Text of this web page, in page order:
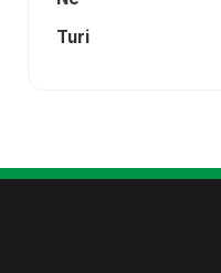
Turi